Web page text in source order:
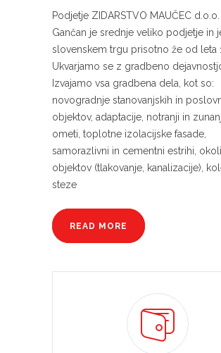
Podjetje ZIDARSTVO MAUČEC
Gančan je srednje veliko podjetje in
slovenskem trgu prisotno že od leta
Ukvarjamo se z gradbeno
Izvajamo vsa gradbena dela, kot so:
novogradnje stanovanjskih in
objektov, adaptacije, notranji in
ometi, toplotne izolacijske fasade,
samorazlivni in cementni estrihi,
objektov (tlakovanje, kanalizacije),
steze
READ MORE